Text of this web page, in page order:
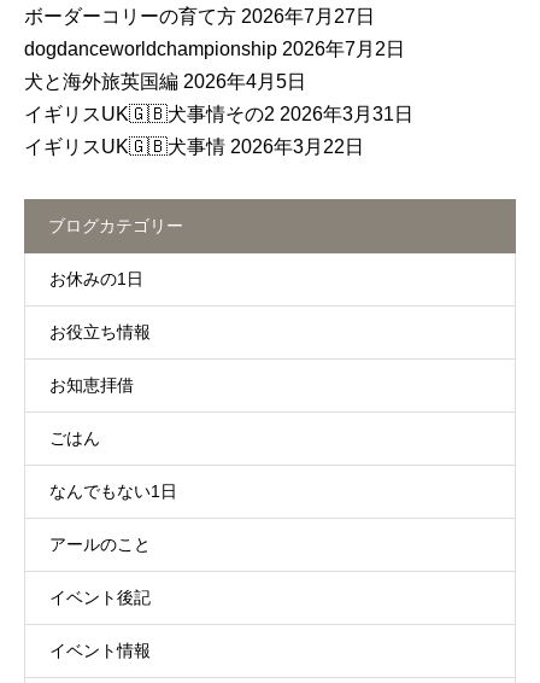
ボーダーコリーの育て方 2026年7月27日
dogdanceworldchampionship 2026年7月2日
犬と海外旅英国編 2026年4月5日
イギリスUK🇬🇧犬事情その2 2026年3月31日
イギリスUK🇬🇧犬事情 2026年3月22日
ブログカテゴリー
お休みの1日
お役立ち情報
お知恵拝借
ごはん
なんでもない1日
アールのこと
イベント後記
イベント情報